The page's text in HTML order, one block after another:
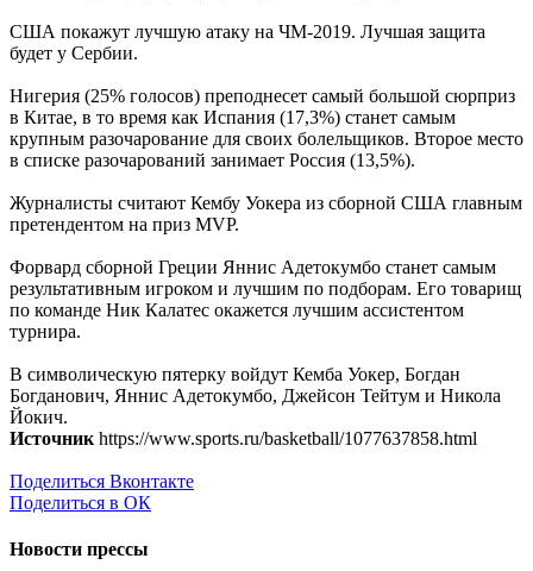
США покажут лучшую атаку на ЧМ-2019. Лучшая защита
будет у Сербии.
Нигерия (25% голосов) преподнесет самый большой сюрприз
в Китае, в то время как Испания (17,3%) станет самым
крупным разочарование для своих болельщиков. Второе место
в списке разочарований занимает Россия (13,5%).
Журналисты считают Кембу Уокера из сборной США главным
претендентом на приз MVP.
Форвард сборной Греции Яннис Адетокумбо станет самым
результативным игроком и лучшим по подборам. Его товарищ
по команде Ник Калатес окажется лучшим ассистентом
турнира.
В символическую пятерку войдут Кемба Уокер, Богдан
Богданович, Яннис Адетокумбо, Джейсон Тейтум и Никола
Йокич.
Источник https://www.sports.ru/basketball/1077637858.html
Поделиться Вконтакте
Поделиться в ОК
Новости прессы